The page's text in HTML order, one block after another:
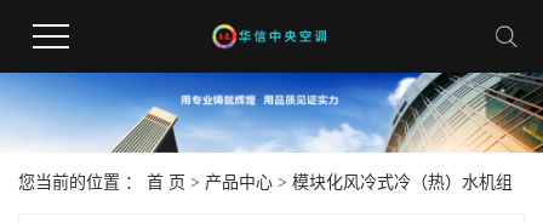
您当前的位置 ： 首 页 > 产品中心 > 模块化风冷式冷（热）水机组